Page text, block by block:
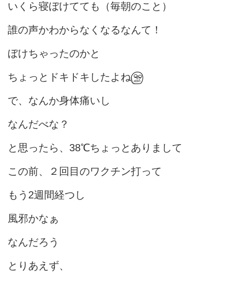
いくら寝ぼけてても（毎朝のこと）
誰の声かわからなくなるなんて！
ぼけちゃったのかと
ちょっとドキドキしたよね
で、なんか身体痛いし
なんだべな？
と思ったら、38℃ちょっとありまして
この前、２回目のワクチン打って
もう2週間経つし
風邪かなぁ
なんだろう
とりあえず、